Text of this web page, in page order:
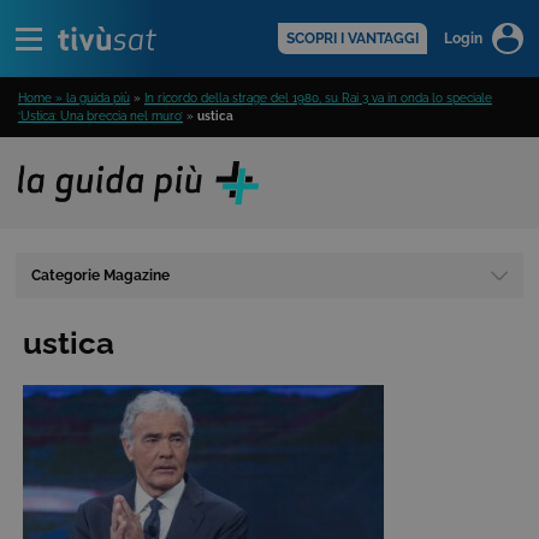
SCOPRI I VANTAGGI Login
Home » la guida più » In ricordo della strage del 1980, su Rai 3 va in onda lo speciale
‘Ustica: Una breccia nel muro’ » ustica
Categorie Magazine
ustica